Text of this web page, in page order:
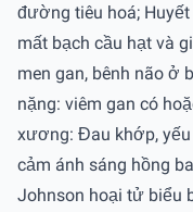
đường tiêu hoá;
mất bạch cầu hạt và
men gan, bênh não ở
nặng: viêm gan có
xương: Đau khớp,
cảm ánh sáng hồng
Johnson hoại tử biểu